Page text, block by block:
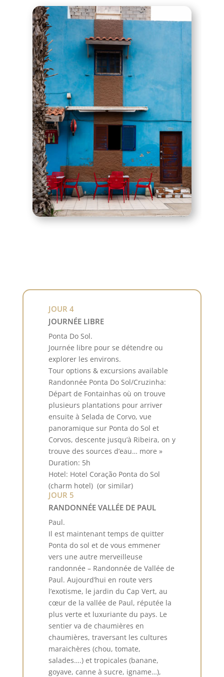
JOUR 4
JOURNÉE LIBRE
Ponta Do Sol.
Journée libre pour se détendre ou
explorer les environs.
Tour options & excursions available
Randonnée Ponta Do Sol/Cruzinha:
Départ de Fontainhas où on trouve
plusieurs plantations pour arriver
ensuite à Selada de Corvo, vue
panoramique sur Ponta do Sol et
Corvos, descente jusqu’à Ribeira, on y
trouve des sources d’eau… more »
Duration: 5h
Hotel: Hotel Coração Ponta do Sol
(charm hotel) (or similar)
JOUR 5
RANDONNÉE VALLÉE DE PAUL
Paul.
Il est maintenant temps de quitter
Ponta do sol et de vous emmener
vers une autre merveilleuse
randonnée – Randonnée de Vallée de
Paul. Aujourd’hui en route vers
l’exotisme, le jardin du Cap Vert, au
cœur de la vallée de Paul, réputée la
plus verte et luxuriante du pays. Le
sentier va de chaumières en
chaumières, traversant les cultures
maraichères (chou, tomate,
salades….) et tropicales (banane,
goyave, canne à sucre, igname…),